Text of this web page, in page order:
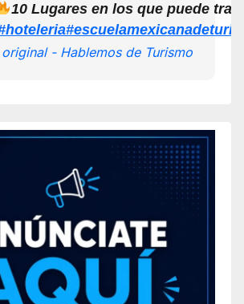
10 Lugares en los que puede
- Hablemos de Turismo